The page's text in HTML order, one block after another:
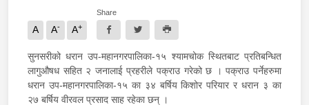
A A- A+
Share
सुनसरीको धरान उप-महानगरपालिका-१५ श्यामचोक स्थितबाट प्रतिबन्धित
लागुऔषध सहित २ जनालाई प्रहरीले पक्राउ गरेको छ । पक्राउ पर्नेहरुमा
धरान उप-महानगरपालिका-१५ का ३४ बर्षिय किशोर परियार र धरान ३ का
२७ बर्षिय वीरवल प्रसाद साह रहेका छन् ।